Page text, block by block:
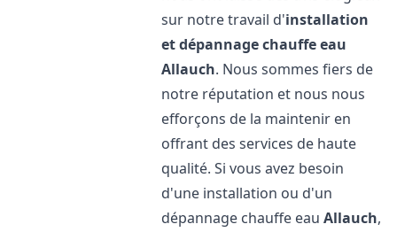
sur notre travail d'installation
et dépannage chauffe eau
Allauch. Nous sommes fiers de
notre réputation et nous nous
efforçons de la maintenir en
offrant des services de haute
qualité. Si vous avez besoin
d'une installation ou d'un
dépannage chauffe eauAllauch,